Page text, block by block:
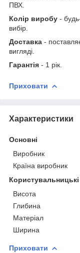
ПВХ.
Колір виробу -
вибір.
Доставка -
вигляді.
Гарантія - 1 рік.
Приховати
Характеристики
Основні
Виробник
Країна виробник
Висота
Глибина
Матеріал
Ширина
Приховати